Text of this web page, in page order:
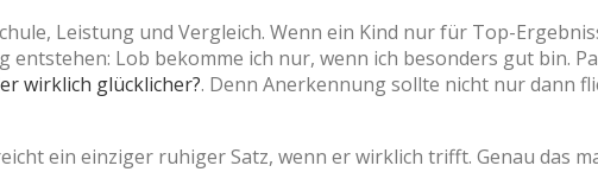
Leistung und Vergleich. Wenn ein Kind nur für Top-
Lob bekomme ich nur, wenn ich besonders gut bin.
wirklich glücklicher?. Denn Anerkennung sollte nicht nur dann
ein einziger ruhiger Satz, wenn er wirklich trifft. Genau das